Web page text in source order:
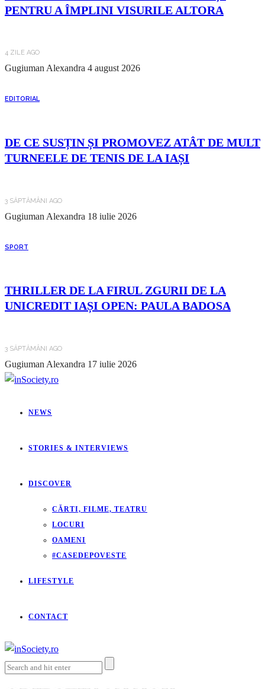
PENTRU A ÎMPLINI VISURILE ALTORA
4 ZILE AGO
Gugiuman Alexandra 4 august 2026
EDITORIAL
DE CE SUSȚIN ȘI PROMOVEZ ATÂT DE MULT
TURNEELE DE TENIS DE LA IAȘI
3 SĂPTĂMÂNI AGO
Gugiuman Alexandra 18 iulie 2026
SPORT
THRILLER DE LA FIRUL ZGURII DE LA
UNICREDIT IAȘI OPEN: PAULA BADOSA
3 SĂPTĂMÂNI AGO
Gugiuman Alexandra 17 iulie 2026
NEWS
STORIES & INTERVIEWS
DISCOVER
CĂRTI, FILME, TEATRU
LOCURI
OAMENI
#CASEDEPOVESTE
LIFESTYLE
CONTACT